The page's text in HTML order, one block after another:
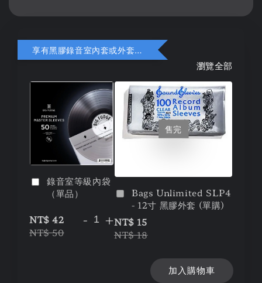
享有黑膠錄音室內套或外套折扣
瀏覽全部
錄音室等級內袋
（單品）
NT$ 42
NT$ 50
- +
售完
Bags Unlimited SLP4
- 12寸 黑膠外套 (單購)
NT$ 15
NT$ 18
加入購物車